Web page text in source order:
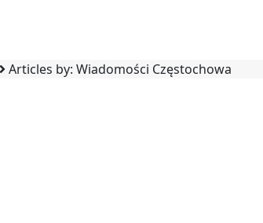
Articles by: Wiadomości Częstochowa